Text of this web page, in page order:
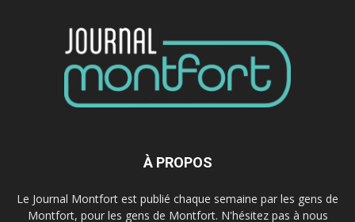
À PROPOS
Le Journal Montfort est publié chaque semaine par les gens de
Montfort, pour les gens de Montfort. N'hésitez pas à nous